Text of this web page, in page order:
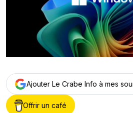
Ajouter Le Crabe Info à mes
Offrir un café